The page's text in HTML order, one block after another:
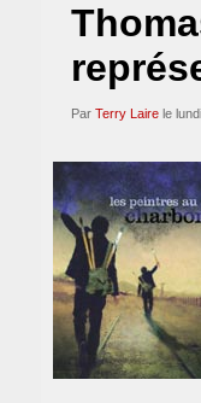
Par Terry Laire le